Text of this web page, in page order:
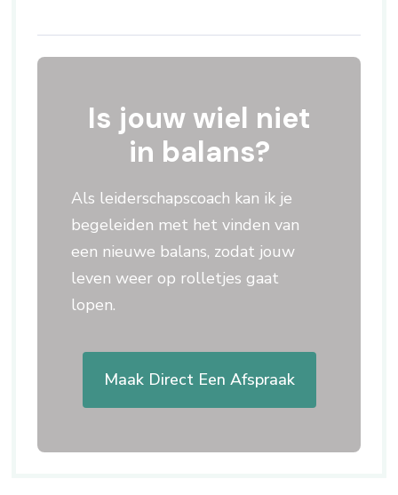
Is jouw wiel niet
in balans?
Als leiderschapscoach kan ik je
begeleiden met het vinden van
een nieuwe balans, zodat jouw
leven weer op rolletjes gaat
lopen.
Maak Direct Een Afspraak